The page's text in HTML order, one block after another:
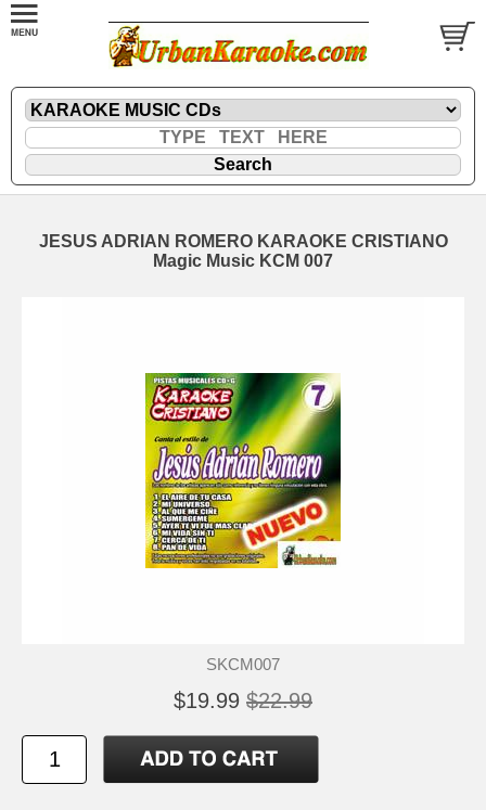
JESUS ADRIAN ROMERO KARAOKE CRISTIANO
Magic Music KCM 007
SKCM007
$19.99 $22.99